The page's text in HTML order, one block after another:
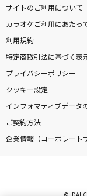
サイトのご利用について
カラオケご利用にあたっ
利用規約
特定商取引法に基づく表
プライバシーポリシー
クッキー設定
インフォマティブデータ
ご契約方法
企業情報（コーポレート
©